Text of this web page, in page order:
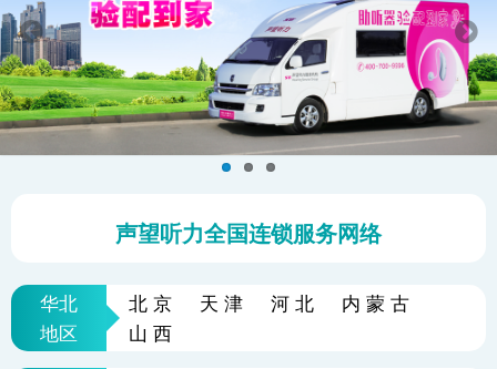
声望听力全国连锁服务网络
华北 北京 天津 河北
内蒙古
山西
地区